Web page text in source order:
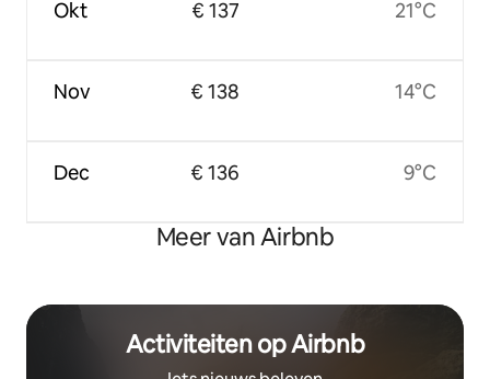
Okt
Nov
Dec
€ 137
€ 138
€ 136
21°C
14°C
9°C
Meer van Airbnb
Activiteiten op Airbnb